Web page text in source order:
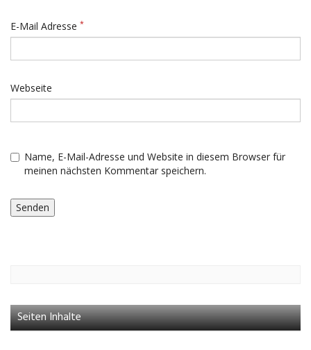
E-Mail Adresse *
Webseite
Name, E-Mail-Adresse und Website in diesem Browser für
meinen nächsten Kommentar speichern.
Seiten Inhalte